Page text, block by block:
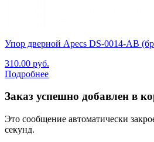
Упор дверной Apecs DS-0014-AB
310.00 руб.
Подробнее
Заказ успешно добавлен в
Это сообщение автоматически
секунд.